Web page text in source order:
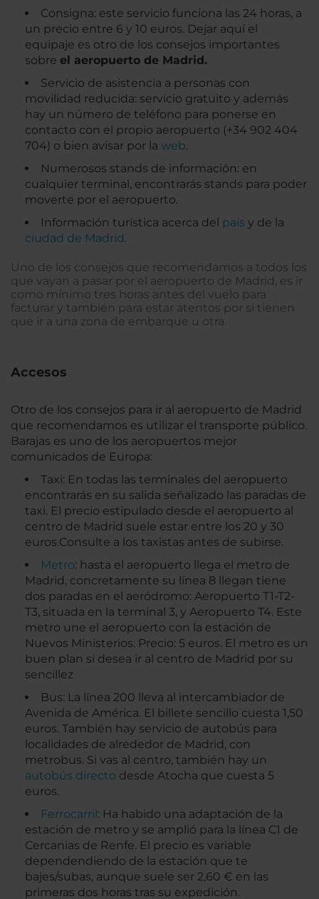
Consigna: este servicio funciona las 24 horas, a
un precio entre 6 y 10 euros. Dejar aquí el
equipaje es otro de los consejos importantes
sobre el aeropuerto de Madrid.
Servicio de asistencia a personas con
movilidad reducida: servicio gratuito y además
hay un número de teléfono para ponerse en
contacto con el propio aeropuerto (+34 902 404
704) o bien avisar por la web.
Numerosos stands de información: en
cualquier terminal, encontrarás stands para poder
moverte por el aeropuerto.
Información turística acerca del país y de la
ciudad de Madrid.
Uno de los consejos que recomendamos a todos los
que vayan a pasar por el aeropuerto de Madrid, es ir
como mínimo tres horas antes del vuelo para
facturar y también para estar atentos por si tienen
que ir a una zona de embarque u otra.
Accesos
Otro de los consejos para ir al aeropuerto de Madrid
que recomendamos es utilizar el transporte público.
Barajas es uno de los aeropuertos mejor
comunicados de Europa:
Taxi: En todas las terminales del aeropuerto
encontrarás en su salida señalizado las paradas de
taxi. El precio estipulado desde el aeropuerto al
centro de Madrid suele estar entre los 20 y 30
euros.Consulte a los taxistas antes de subirse.
Metro: hasta el aeropuerto llega el metro de
Madrid, concretamente su línea 8 llegan tiene
dos paradas en el aeródromo: Aeropuerto T1-T2-
T3, situada en la terminal 3, y Aeropuerto T4. Este
metro une el aeropuerto con la estación de
Nuevos Ministerios. Precio: 5 euros. El metro es un
buen plan si desea ir al centro de Madrid por su
sencillez
Bus: La línea 200 lleva al intercambiador de
Avenida de América. El billete sencillo cuesta 1,50
euros. También hay servicio de autobús para
localidades de alrededor de Madrid, con
metrobus. Si vas al centro, también hay un
autobús directo desde Atocha que cuesta 5
euros.
Ferrocarril: Ha habido una adaptación de la
estación de metro y se amplió para la línea C1 de
Cercanias de Renfe. El precio es variable
dependendiendo de la estación que te
bajes/subas, aunque suele ser 2,60 € en las
primeras dos horas tras su expedición.